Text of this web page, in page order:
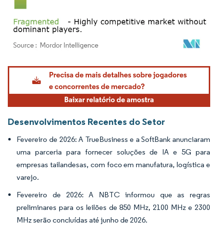
Imagem © Mordor Intelligence. O reuso requer atribuição conforme CC BY 4.0.
Desenvolvimentos Recentes do Setor
Fevereiro de 2026: A TrueBusiness e a SoftBank anunciaram
uma parceria para fornecer soluções de IA e 5G para
empresas tailandesas, com foco em manufatura, logística e
varejo.
Fevereiro de 2026: A NBTC informou que as regras
preliminares para os leilões de 850 MHz, 2100 MHz e 2300
MHz serão concluídas até junho de 2026.